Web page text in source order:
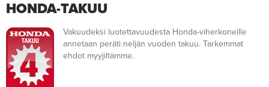
HONDA-TAKUU
Vakuudeksi luotettavuudesta Honda-viherkoneille
annetaan peräti neljän vuoden takuu. Tarkemmat
ehdot myyjiltämme.